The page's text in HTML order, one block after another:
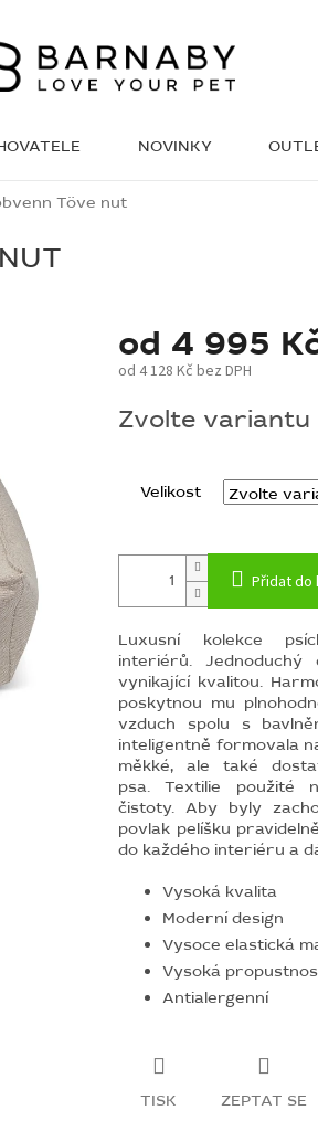
NOVINKY
WISH LIST
Töve nut
od 4 995
od 4 128 Kč bez DPH
cena:
Zvolte variantu
Velikost
Přidat do
Luxusní kolekce
interiérů.
vynikající kvalitou.
poskytnou mu
vzduch spolu s
inteligentně formovala
měkké, ale také
psa. Textilie použité
čistoty. Aby byly
povlak pelíšku
do každého interiéru a
Vysoká kvalita
Moderní design
Vysoce elastická
Vysoká
Antialergenní
TISK ZEPTAT SE